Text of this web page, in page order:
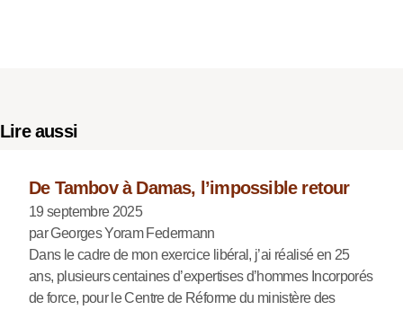
Lire aussi
De Tambov à Damas, l’impossible retour
19 septembre 2025
par Georges Yoram Federmann
Dans le cadre de mon exercice libéral, j’ai réalisé en 25
ans, plusieurs centaines d’expertises d’hommes Incorporés
de force, pour le Centre de Réforme du ministère des